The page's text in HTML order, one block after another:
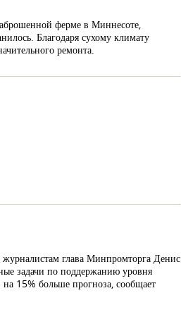
ферме в Миннесоте,
Благодаря сухому климату
ремонта.
глава Минпромторга Денис
задачи по поддержанию уровня
15% больше прогноза, сообщает